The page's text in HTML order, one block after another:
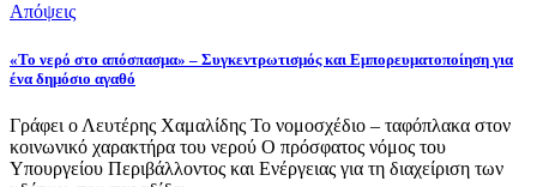
Απόψεις
«Το νερό στο απόσπασμα» – Συγκεντρωτισμός και Εμπορευματοποίηση για
ένα δημόσιο αγαθό
Γράφει ο Λευτέρης Χαμαλίδης Το νομοσχέδιο – ταφόπλακα στον
κοινωνικό χαρακτήρα του νερού Ο πρόσφατος νόμος του
Υπουργείου Περιβάλλοντος και Ενέργειας για τη διαχείριση των